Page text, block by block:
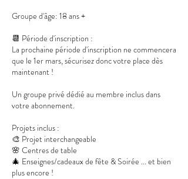
Groupe d'âge: 18 ans +
📆 Période d'inscription :
La prochaine période d'inscription ne commencera
que le 1er mars, sécurisez donc votre place dès
maintenant !
Un groupe privé dédié au membre inclus dans
votre abonnement.
Projets inclus :
🎨 Projet interchangeable
🌸 Centres de table
🎄 Enseignes/cadeaux de fête & Soirée ... et bien
plus encore !